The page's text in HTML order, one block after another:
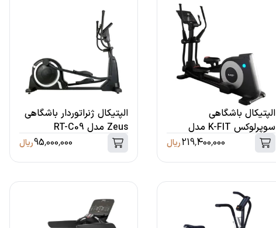
الپتیکال باشگاهی
سوپرلوکس K-FIT مدل
9003HW
219,400,000ریال
الپتیکال ژنراتوردار باشگاهی
Zeus مدل RT-C09
95,000,000ریال